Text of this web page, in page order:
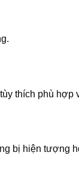
thích phù hợp
bị hiện tượng